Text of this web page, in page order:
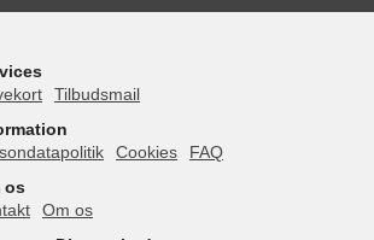
Tilbudsmail
Cookies
FAQ
os
Om os